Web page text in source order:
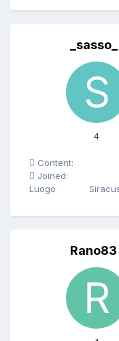
_sasso_
4
Content:
Joined:
Luogo
Rano83